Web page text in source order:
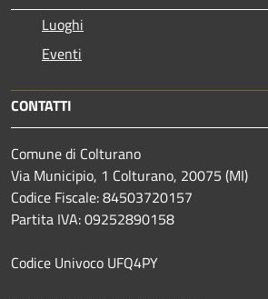
Luoghi
Eventi
CONTATTI
Comune di Colturano
Via Municipio, 1 Colturano, 20075 (MI)
Codice Fiscale: 84503720157
Partita IVA: 09252890158
Codice Univoco UFQ4PY